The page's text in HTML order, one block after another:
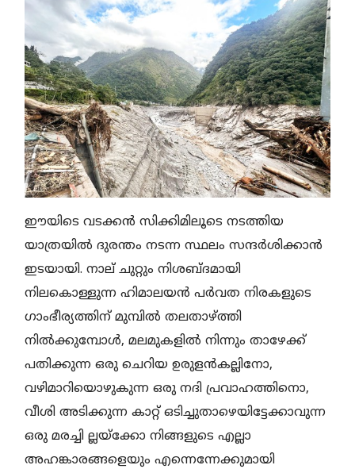
ഈയിടെ വടക്കൻ സിക്കിമിലൂടെ നടത്തിയ
യാത്രയിൽ ദുരന്തം നടന്ന സ്ഥലം സന്ദർശിക്കാൻ
ഇടയായി. നാല് ചുറ്റും നിശബ്ദമായി
നിലകൊള്ളുന്ന ഹിമാലയൻ പർവത നിരകളുടെ
ഗാംഭീര്യത്തിന് മുമ്പിൽ തലതാഴ്ത്തി
നിൽക്കുമ്പോൾ, മലമുകളിൽ നിന്നും താഴേക്ക്
പതിക്കുന്ന ഒരു ചെറിയ ഉരുളൻകല്ലിനോ,
വഴിമാറിയൊഴുകുന്ന ഒരു നദി പ്രവാഹത്തിനൊ,
വീശി അടിക്കുന്ന കാറ്റ് ഒടിച്ചുതാഴെയിട്ടേക്കാവുന്ന
ഒരു മരച്ചി ല്ലയ്ക്കോ നിങ്ങളുടെ എല്ലാ
അഹങ്കാരങ്ങളെയും എന്നെന്നേക്കുമായി